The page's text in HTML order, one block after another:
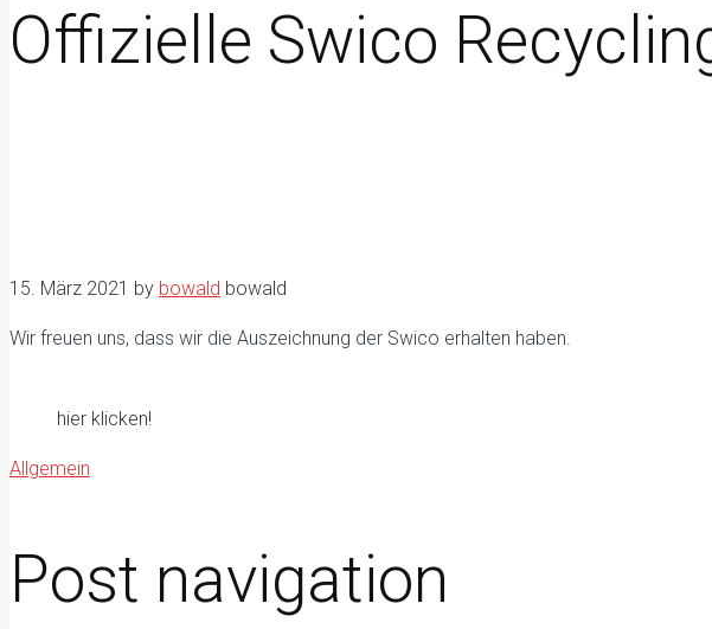
Offizielle Swico
15. März 2021 by bowald bowald
Wir freuen uns, dass wir die Auszeichnung der Swico erhalten haben.
hier klicken!
Allgemein
Post navigation